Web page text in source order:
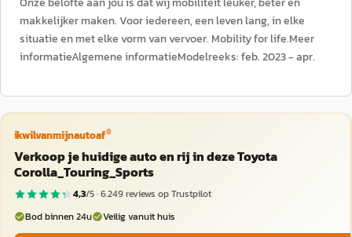
makkelijker maken. Voor iedereen, een leven lang, in elke
situatie en met elke vorm van vervoer. Mobility for life.Meer
informatieAlgemene informatieModelreeks: feb. 2023 - apr.
ikwilvanmijnautoaf®
Verkoop je huidige auto en rij in deze Toyota
Corolla_Touring_Sports
4,3/5 ·6.249reviews op Trustpilot
Bod binnen 24u
Veilig vanuit huis